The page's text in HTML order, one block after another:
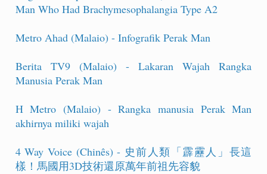
Man Who Had Brachymesophalangia Type A2
Metro Ahad (Malaio) - Infografik Perak Man
Berita TV9 (Malaio) - Lakaran Wajah Rangka
Manusia Perak Man
H Metro (Malaio) - Rangka manusia Perak Man
akhirnya miliki wajah
4 Way Voice (Chinês) - 史前人類「霹靂人」長這
樣！馬國用3D技術還原萬年前祖先容貌